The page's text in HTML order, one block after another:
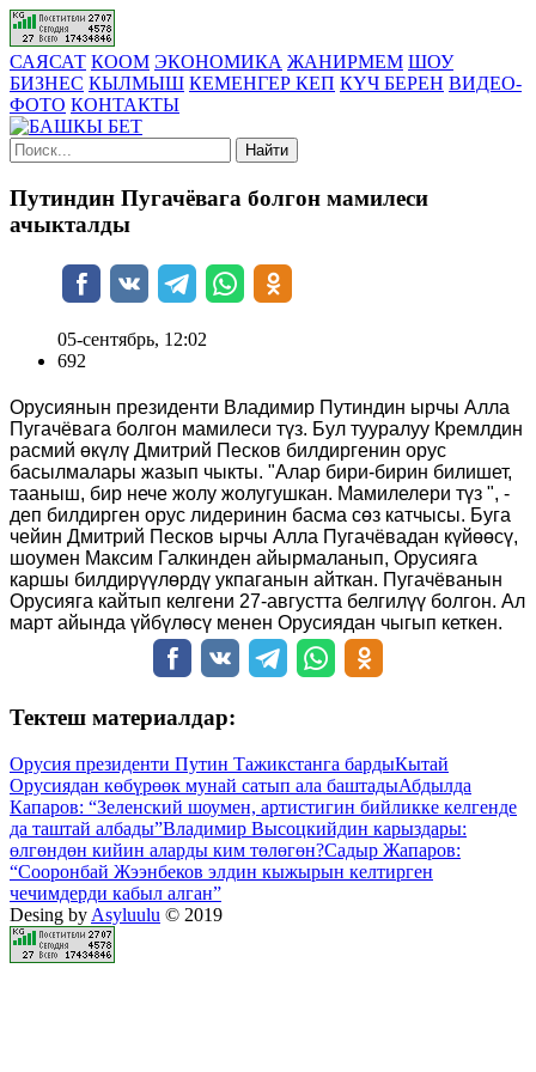
САЯСАТ КООМ ЭКОНОМИКА ЖАНИРМЕМ ШОУ
БИЗНЕС КЫЛМЫШ КЕМЕНГЕР КЕП КҮЧ БЕРЕН ВИДЕО-
ФОТО КОНТАКТЫ
Найти
Путиндин Пугачёвага болгон мамилеси
ачыкталды
05-сентябрь, 12:02
692
Орусиянын президенти Владимир Путиндин ырчы Алла
Пугачёвага болгон мамилеси түз. Бул тууралуу Кремлдин
расмий өкүлү Дмитрий Песков билдиргенин орус
басылмалары жазып чыкты. "Алар бири-бирин билишет,
тааныш, бир нече жолу жолугушкан. Мамилелери түз ", -
деп билдирген орус лидеринин басма сөз катчысы. Буга
чейин Дмитрий Песков ырчы Алла Пугачёвадан күйөөсү,
шоумен Максим Галкинден айырмаланып, Орусияга
каршы билдирүүлөрдү укпаганын айткан. Пугачёванын
Орусияга кайтып келгени 27-августта белгилүү болгон. Ал
март айында үйбүлөсү менен Орусиядан чыгып кеткен.
Тектеш материалдар:
Орусия президенти Путин Тажикстанга бардыКытай
Орусиядан көбүрөөк мунай сатып ала баштадыАбдылда
Капаров: “Зеленский шоумен, артистигин бийликке келгенде
да таштай албады”Владимир Высоцкийдин карыздары:
өлгөндөн кийин аларды ким төлөгөн?Садыр Жапаров:
“Сооронбай Жээнбеков элдин кыжырын келтирген
чечимдерди кабыл алган”
Desing by Asyluulu © 2019